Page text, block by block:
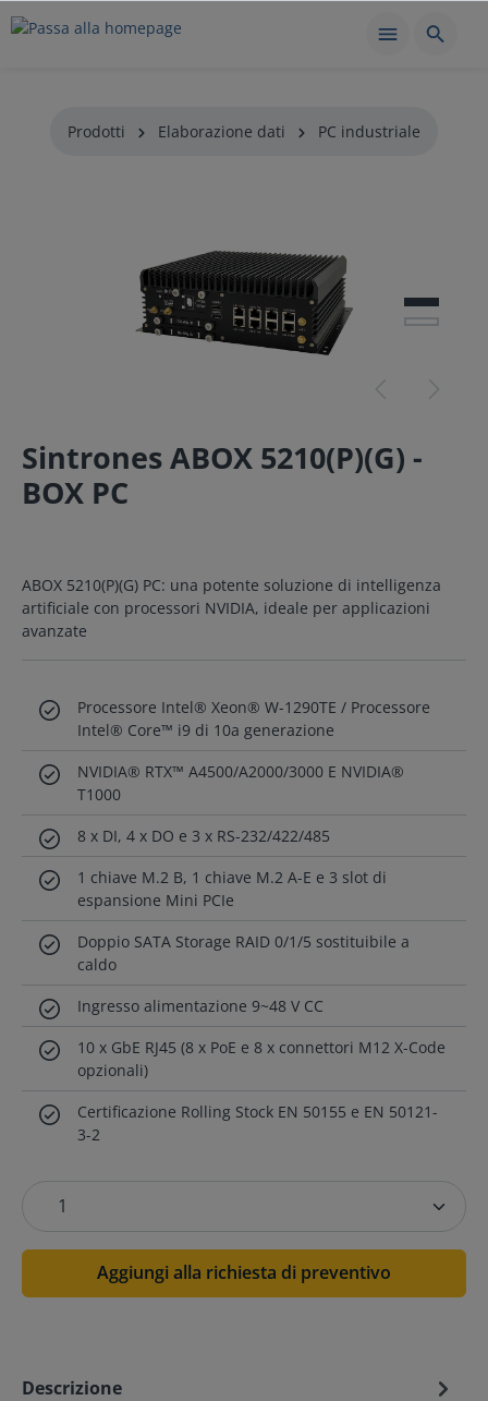
Prodotti Elaborazione dati PC industriale
Sintrones ABOX 5210(P)(G) -
BOX PC
ABOX 5210(P)(G) PC: una potente soluzione di intelligenza
artificiale con processori NVIDIA, ideale per applicazioni
avanzate
Processore Intel® Xeon® W-1290TE / Processore
Intel® Core™ i9 di 10a generazione
NVIDIA® RTX™ A4500/A2000/3000 E NVIDIA®
T1000
8 x DI, 4 x DO e 3 x RS-232/422/485
1 chiave M.2 B, 1 chiave M.2 A-E e 3 slot di
espansione Mini PCIe
Doppio SATA Storage RAID 0/1/5 sostituibile a
caldo
Ingresso alimentazione 9~48 V CC
10 x GbE RJ45 (8 x PoE e 8 x connettori M12 X-Code
opzionali)
Certificazione Rolling Stock EN 50155 e EN 50121-
3-2
Aggiungi alla richiesta di preventivo
Descrizione